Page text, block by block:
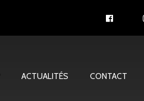
ACTUALITÉS CONTACT